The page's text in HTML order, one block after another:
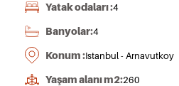
Yatak odaları :4
Banyolar:4
Konum :Istanbul - Arnavutkoy
Yaşam alanı m2:260